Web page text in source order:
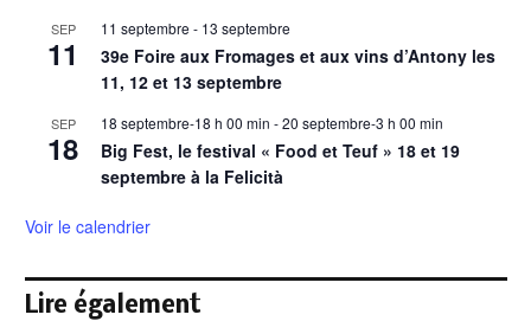
SEP
11
11 septembre - 13 septembre
39e Foire aux Fromages et aux vins d’Antony les
11, 12 et 13 septembre
SEP
18
18 septembre-18 h 00 min -20 septembre-3 h 00 min
Big Fest, le festival « Food et Teuf » 18 et 19
septembre à la Felicità
Voir le calendrier
Lire également